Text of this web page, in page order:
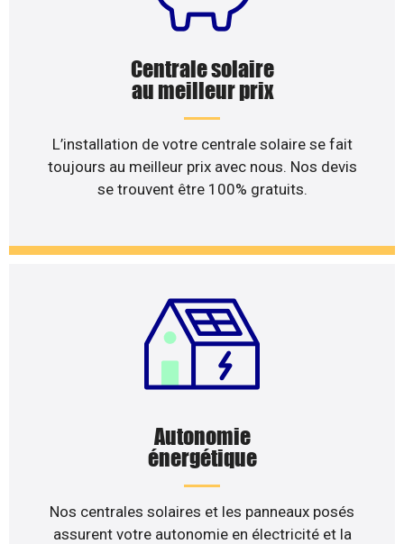
Centrale solaire
au meilleur prix
L’installation de votre centrale solaire se fait
toujours au meilleur prix avec nous. Nos devis
se trouvent être 100% gratuits.
Autonomie
énergétique
Nos centrales solaires et les panneaux posés
assurent votre autonomie en électricité et la